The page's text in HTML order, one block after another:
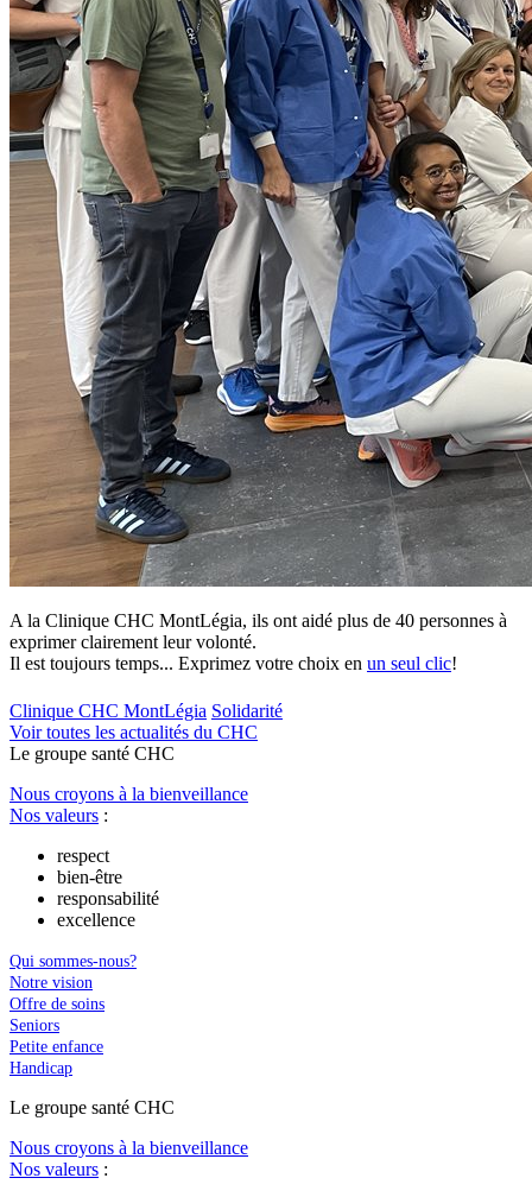
A la Clinique CHC MontLégia, ils ont aidé plus de 40 personnes à
exprimer clairement leur volonté.
Il est toujours temps... Exprimez votre choix en un seul clic!
Clinique CHC MontLégia Solidarité
Voir toutes les actualités du CHC
Le groupe santé CHC
Nous croyons à la bienveillance
Nos valeurs :
respect
bien-être
responsabilité
excellence
Qui sommes-nous?
Notre vision
Offre de soins
Seniors
Petite enfance
Handicap
Le groupe santé CHC
Nous croyons à la bienveillance
Nos valeurs :